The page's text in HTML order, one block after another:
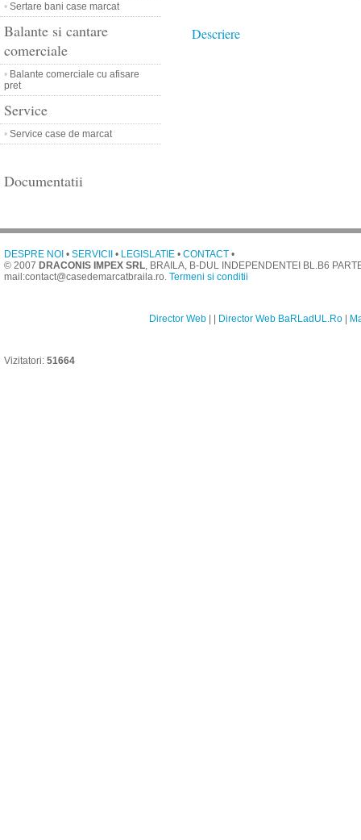
• Sertare bani case marcat
Balante si cantare
comerciale
• Balante comerciale cu afisare
pret
Service
• Service case de marcat
Documentatii
Descriere
DESPRE NOI • SERVICII • LEGISLATIE • CONTACT •
© 2007 DRACONIS IMPEX SRL, BRAILA, B-DUL INDEPENDENTEI BL.B6
mail:contact@casedemarcatbraila.ro. Termeni si conditii
Director Web| Director Web BaRLadUL.Ro|
Vizitatori: 51664